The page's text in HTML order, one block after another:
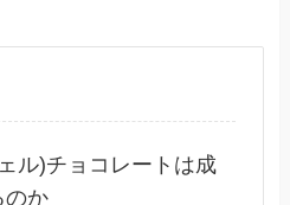
ル)チョコレートは成
のか